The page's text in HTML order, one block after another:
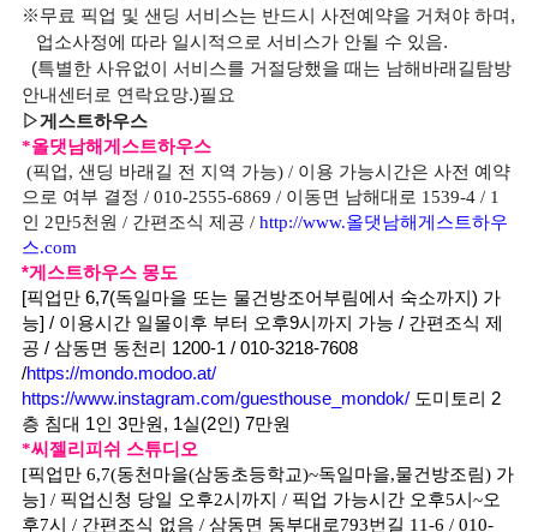
※무료 픽업 및 샌딩 서비스는 반드시 사전예약을 거쳐야 하며,
업소사정에 따라 일시적으로 서비스가 안될 수 있음.
(특별한 사유없이 서비스를 거절당했을 때는 남해바래길탐방
안내센터로 연락요망.)필요
▷게스트하우스
*올댓남해게스트하우스
(픽업, 샌딩 바래길 전 지역 가능) / 이용 가능시간은 사전 예약
으로 여부 결정 / 010-2555-6869 / 이동면 남해대로 1539-4 / 1
인 2만5천원 / 간편조식 제공 / http://www.올댓남해게스트하우
스.com
*게스트하우스 몽도
[픽업만 6,7(독일마을 또는 물건방조어부림에서 숙소까지) 가
능] / 이용시간 일몰이후 부터 오후9시까지 가능 / 간편조식 제
공 / 삼동면 동천리 1200-1 / 010-3218-7608
/https://mondo.modoo.at/
https://www.instagram.com/guesthouse_mondok/ 도미토리 2
층 침대 1인 3만원, 1실(2인) 7만원
*씨젤리피쉬 스튜디오
[픽업만 6,7(동천마을(삼동초등학교)~독일마을,물건방조림) 가
능] / 픽업신청 당일 오후2시까지 / 픽업 가능시간 오후5시~오
후7시 / 간편조식 없음 / 삼동면 동부대로793번길 11-6 / 010-